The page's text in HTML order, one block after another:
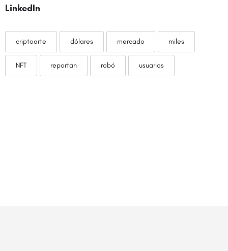
LinkedIn
criptoarte dólares mercado miles
NFT reportan robó usuarios